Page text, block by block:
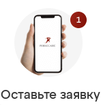
Оставьте заявку